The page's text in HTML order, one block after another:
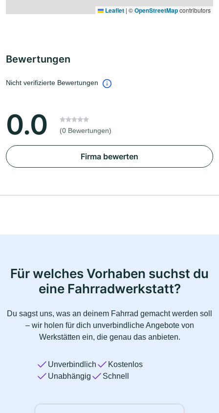
Leaflet | ©OpenStreetMapcontributors
Bewertungen
Nicht verifizierte Bewertungen
0.0 (0 Bewertungen)
Firma bewerten
Für welches Vorhaben suchst du
eine Fahrradwerkstatt?
Du sagst uns, was an deinem Fahrrad gemacht werden soll
– wir holen für dich unverbindliche Angebote von
Werkstätten ein, die genau das anbieten.
Unverbindlich
Kostenlos
Unabhängig
Schnell